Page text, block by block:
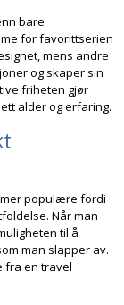
bare
for favorittserien
mens andre
og skaper sin
friheten gjør
alder og erfaring.
populære fordi
Når man
til å
man slapper av.
fra en travel